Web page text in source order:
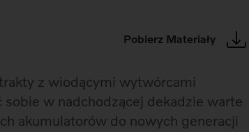
Pobierz Materiały
z wiodącymi wytwórcami
w nadchodzącej dekadzie warte
akumulatorów do nowych generacji